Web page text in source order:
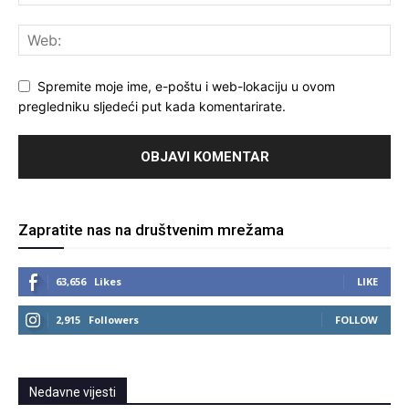
Spremite moje ime, e-poštu i web-lokaciju u ovom
pregledniku sljedeći put kada komentarirate.
Zapratite nas na društvenim mrežama
63,656 Likes LIKE
2,915 Followers FOLLOW
Nedavne vijesti